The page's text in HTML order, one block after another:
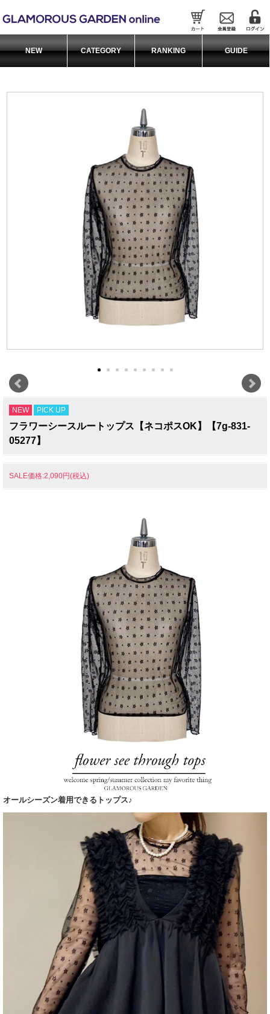
NEW PICK UP
フラワーシースルートップス【ネコポスOK】【7g-831-
05277】
SALE価格:2,090円(税込)
オールシーズン着用できるトップス♪